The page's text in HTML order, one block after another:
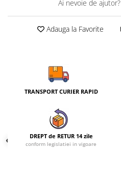
Ai nevoie de ajutor?
Adauga la Favorite
TRANSPORT CURIER RAPID
DREPT de RETUR 14 zile
conform legislatiei in vigoare